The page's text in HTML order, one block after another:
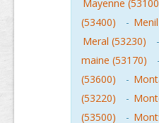
Mayenne
(53400)
-
Meral (53230)
-
maine (53170)
-
(53600)
-
(53220)
-
(53500)
-